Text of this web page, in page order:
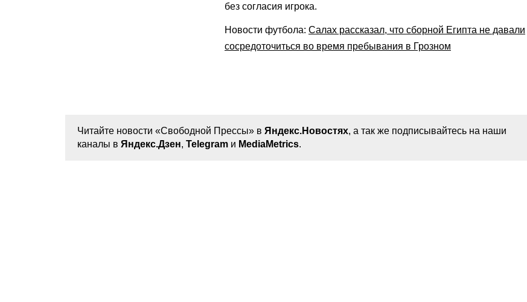
без согласия игрока.
Новости футбола: Салах рассказал, что сборной Египта не давали
сосредоточиться во время пребывания в Грозном
Читайте новости «Свободной Прессы» в Яндекс.Новостях, а так же подписывайтесь на наши
каналы в Яндекс.Дзен, Telegram и MediaMetrics.